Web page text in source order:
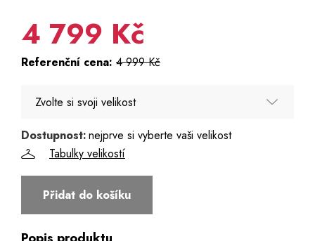
4 799 Kč
Referenční cena: 4 999 Kč
Zvolte si svoji velikost
52 - Poslední 2 kusy
54 - Poslední kus
Dostupnost:nejprve si vyberte vaši velikost
Tabulky velikostí
Přidat do košíku